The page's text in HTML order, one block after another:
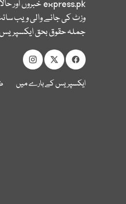
express.pkخبروں اور
وزٹ کی جانے والی ویب
جملہ حقوق بحق
ایکسپریس کے بارے میں